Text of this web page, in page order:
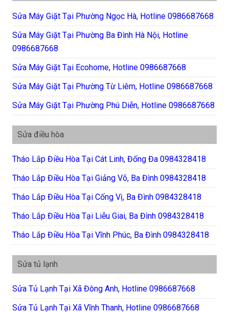
Sửa Máy Giặt Tại Phường Ngọc Hà, Hotline 0986687668
Sửa Máy Giặt Tại Phường Ba Đình Hà Nội, Hotline
0986687668
Sửa Máy Giặt Tại Ecohome, Hotline 0986687668
Sửa Máy Giặt Tại Phường Từ Liêm, Hotline 0986687668
Sửa Máy Giặt Tại Phường Phú Diễn, Hotline 0986687668
Sửa điều hòa
Tháo Lắp Điều Hòa Tại Cát Linh, Đống Đa 0984328418
Tháo Lắp Điều Hòa Tại Giảng Võ, Ba Đình 0984328418
Tháo Lắp Điều Hòa Tại Cống Vị, Ba Đình 0984328418
Tháo Lắp Điều Hòa Tại Liễu Giai, Ba Đình 0984328418
Tháo Lắp Điều Hòa Tại Vĩnh Phúc, Ba Đình 0984328418
Sửa tủ lạnh
Sửa Tủ Lạnh Tại Xã Đông Anh, Hotline 0986687668
Sửa Tủ Lạnh Tại Xã Vĩnh Thanh, Hotline 0986687668